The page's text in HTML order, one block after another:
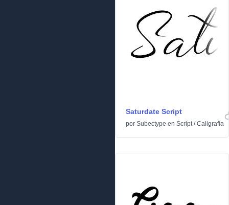
Saturdate Script
por Subectype en Script/Caligrafía